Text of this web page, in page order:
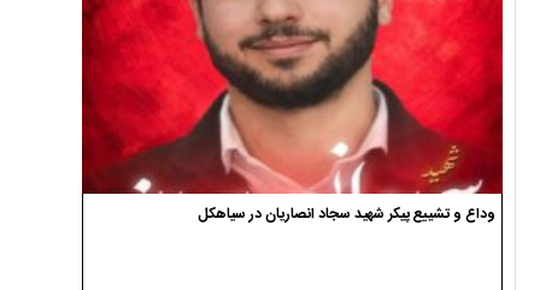
وداع و تشییع پیکر شهید سجاد انصاریان در سیاهکل